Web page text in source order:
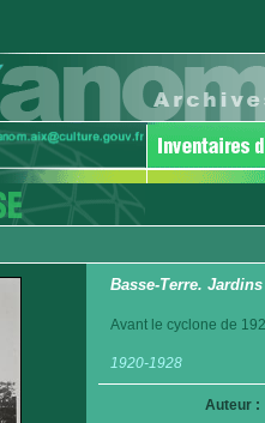
Basse-Terre.
Avant le cyclone de
1920-1928
Auteur :